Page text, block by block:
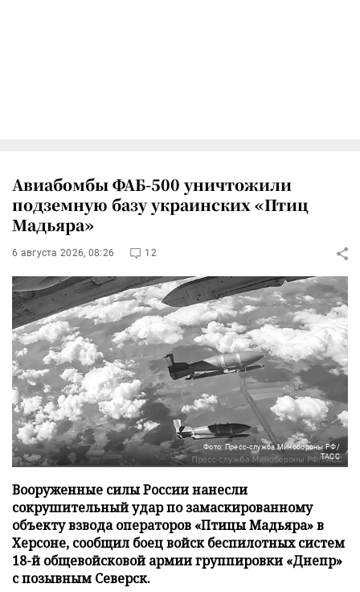
Авиабомбы ФАБ-500 уничтожили
подземную базу украинских «Птиц
Мадьяра»
6 августа 2026, 08:26 12
Фото: Пресс-служба Минобороны РФ/
ТАСС
Вооруженные силы России нанесли
сокрушительный удар по замаскированному
объекту взвода операторов «Птицы Мадьяра» в
Херсоне, сообщил боец войск беспилотных систем
18-й общевойсковой армии группировки «Днепр»
с позывным Северск.